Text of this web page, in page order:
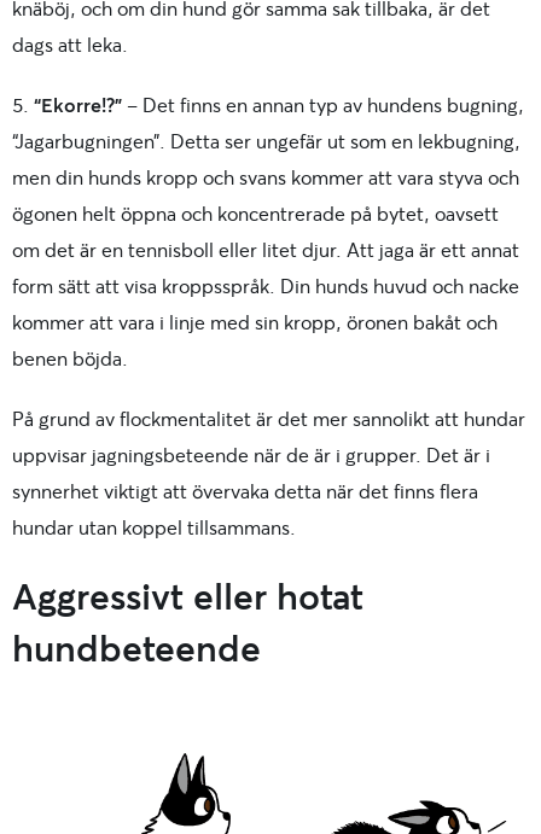
knäböj, och om din hund gör samma sak tillbaka, är det
dags att leka.
5. “Ekorre!?”– Det finns en annan typ av hundens bugning,
“Jagarbugningen”. Detta ser ungefär ut som en lekbugning,
men din hunds kropp och svans kommer att vara styva och
ögonen helt öppna och koncentrerade på bytet, oavsett
om det är en tennisboll eller litet djur. Att jaga är ett annat
form sätt att visa kroppsspråk. Din hunds huvud och nacke
kommer att vara i linje med sin kropp, öronen bakåt och
benen böjda.
På grund av flockmentalitet är det mer sannolikt att hundar
uppvisar jagningsbeteende när de är i grupper. Det är i
synnerhet viktigt att övervaka detta när det finns flera
hundar utan koppel tillsammans.
Aggressivt eller hotat
hundbeteende